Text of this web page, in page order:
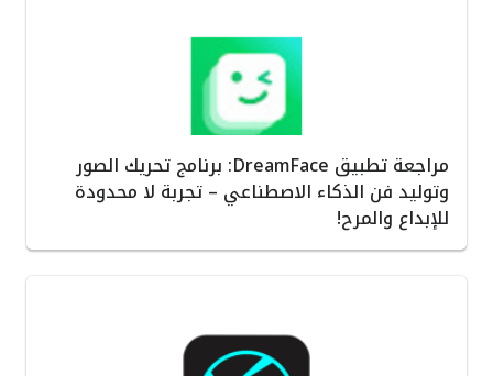
مراجعة تطبيق DreamFace: برنامج تحريك الصور
وتوليد فن الذكاء الاصطناعي – تجربة لا محدودة
للإبداع والمرح!